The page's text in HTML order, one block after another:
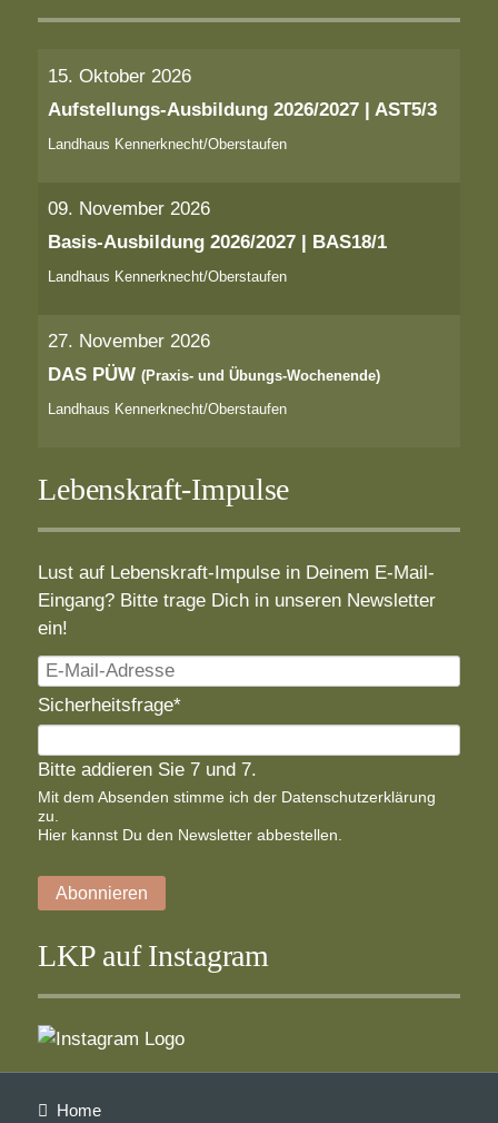
15. Oktober 2026
Aufstellungs-Ausbildung 2026/2027 | AST5/3
Landhaus Kennerknecht/Oberstaufen
09. November 2026
Basis-Ausbildung 2026/2027 | BAS18/1
Landhaus Kennerknecht/Oberstaufen
27. November 2026
DAS PÜW(Praxis- und Übungs-Wochenende)
Landhaus Kennerknecht/Oberstaufen
Lebenskraft-Impulse
Lust auf Lebenskraft-Impulse in Deinem E-Mail-
Eingang? Bitte trage Dich in unseren Newsletter
ein!
E-
Mail-
Adresse
Pflichtfeld
Sicherheitsfrage*
Bitte addieren Sie 7 und 7.
Mit dem Absenden stimme ich der Datenschutzerklärung
zu.
Hier kannst Du den Newsletter abbestellen.
Abonnieren
LKP auf Instagram
Navigation
Home